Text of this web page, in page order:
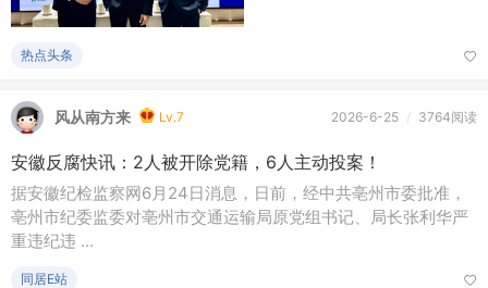
热点头条
风从南方来 Lv.7 2026-6-25 / 3764阅读
安徽反腐快讯：2人被开除党籍，6人主动投案！
据安徽纪检监察网6月24日消息，日前，经中共亳州市委批准，
亳州市纪委监委对亳州市交通运输局原党组书记、局长张利华严
重违纪违 ...
同居E站